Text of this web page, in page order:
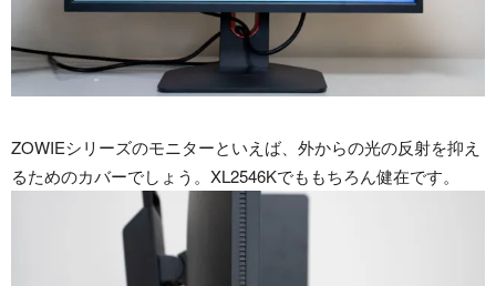
ZOWIEシリーズのモニターといえば、外からの光の反射を抑え
るためのカバーでしょう。XL2546Kでももちろん健在です。